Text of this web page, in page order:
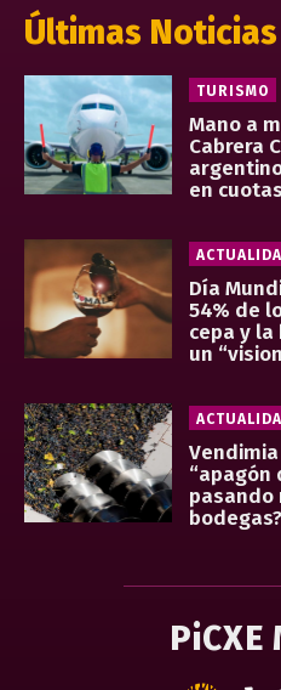
Últimas Noticias
TURISMO
Mano a
Cabrera
en
Día
54% de
cepa y
un
“apagón
pasando
bodegas?
PiCXE